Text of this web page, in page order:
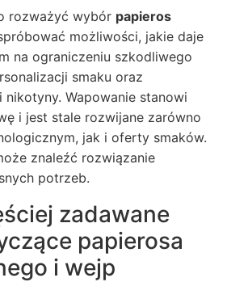
rozważyć wybór papieros
możliwości, jakie daje
na ograniczeniu szkodliwego
smaku oraz
Wapowanie stanowi
i jest stale rozwijane zarówno
jak i oferty smaków.
znaleźć rozwiązanie
potrzeb.
zadawane
papierosa
i wejp